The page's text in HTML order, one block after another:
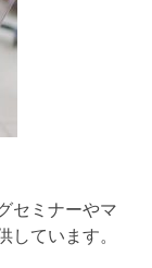
セミナーやマ
しています。